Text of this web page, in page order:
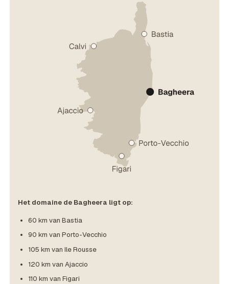
Het domaine de Bagheera ligt op:
60 km van Bastia
90 km van Porto-Vecchio
105 km van Ile Rousse
120 km van Ajaccio
110 km van Figari